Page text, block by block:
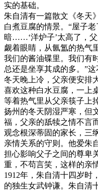
实的基础。
朱自清有一篇散文《冬天
白煮豆腐的情景。“屋子老
暗……‘洋炉子’太高了，父
觑着眼睛，从氤氲的热气
我们的酱油碟里。我们有
总还是坐享其成的多。”
冬天晚上冷，父亲便安排
喜欢这种白水豆腐，一上
等着热气里从父亲筷子上
扬州的冬天阴湿严寒，但
福，父亲的舐犊之情不言
观念根深蒂固的家长，三
亲情关系的守则。他爱朱
担心影响父子之间的尊卑
重，不苟言笑，这样的亲
1912年，朱自清十四岁时
的独生女武钟谦。朱自清